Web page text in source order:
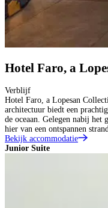
Hotel Faro, a
Verblijf
Hotel Faro, a Lopesan
architectuur biedt een
de oceaan. Gelegen nabij het
hier van een ontspannen
Bekijk accommodatie
Junior Suite